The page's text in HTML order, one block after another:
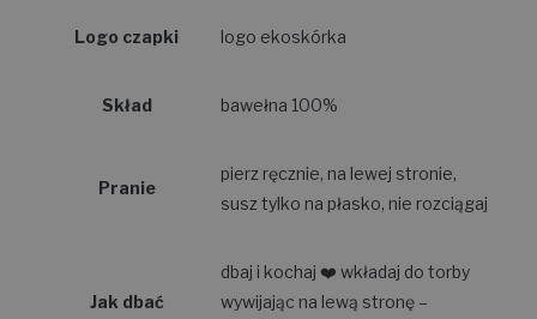
Logo czapki logo ekoskórka
Skład bawełna 100%
Pranie
pierz ręcznie, na lewej stronie,
susz tylko na płasko, nie rozciągaj
Jak dbać
dbaj i kochaj ❤️ wkładaj do torby
wywijając na lewą stronę –